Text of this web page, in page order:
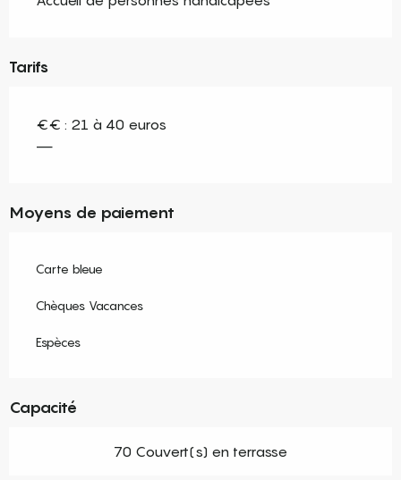
Tarifs
€€ : 21 à 40 euros
—
Moyens de paiement
Carte bleue
Chèques Vacances
Espèces
Capacité
70 Couvert(s) en terrasse